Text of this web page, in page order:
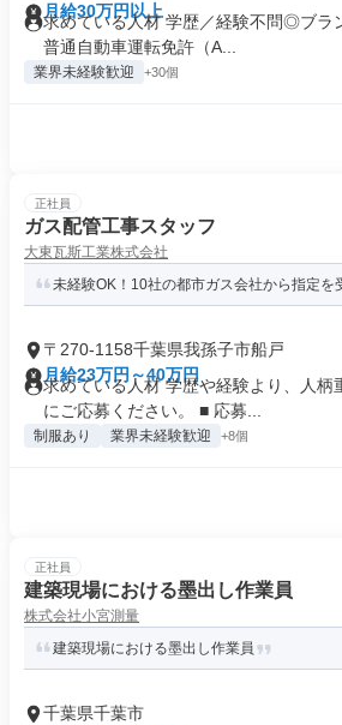
月給30万円以上
求めている人材 学歴／経験不問◎ブラ
普通自動車運転免許（A...
業界未経験歓迎 +30個
正社員
ガス配管工事スタッフ
大東瓦斯工業株式会社
未経験OK！10社の都市ガス会社から指定を
〒270-1158千葉県我孫子市船戸
月給23万円～40万円
求めている人材 学歴や経験より、人柄
にご応募ください。 ■ 応募...
制服あり 業界未経験歓迎 +8個
正社員
建築現場における墨出し作業員
株式会社小宮測量
建築現場における墨出し作業員
千葉県千葉市